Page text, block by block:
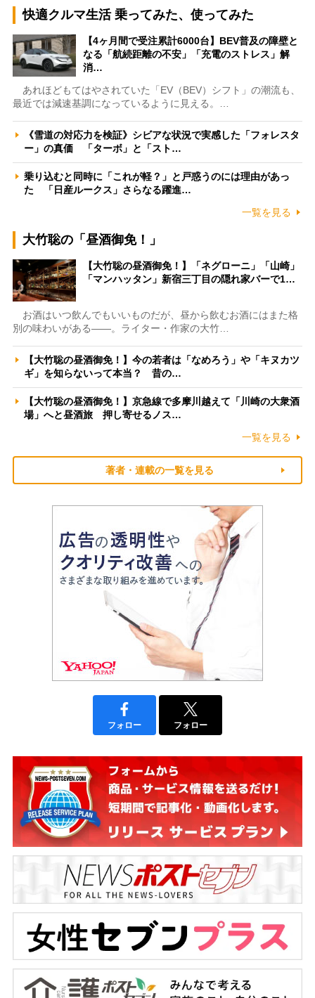
快適クルマ生活 乗ってみた、使ってみた
【4ヶ月間で受注累計6000台】BEV普及の障壁と
なる「航続距離の不安」「充電のストレス」解
消…
あれほどもてはやされていた「EV（BEV）シフト」の潮流も、
最近では減速基調になっているように見える。…
《雪道の対応力を検証》シビアな状況で実感した「フォレスタ
ー」の真価 「ターボ」と「スト…
乗り込むと同時に「これが軽？」と戸惑うのには理由があっ
た 「日産ルークス」さらなる躍進…
一覧を見る
大竹聡の「昼酒御免！」
【大竹聡の昼酒御免！】「ネグローニ」「山崎」
「マンハッタン」新宿三丁目の隠れ家バーで1…
お酒はいつ飲んでもいいものだが、昼から飲むお酒にはまた格
別の味わいがある――。ライター・作家の大竹…
【大竹聡の昼酒御免！】今の若者は「なめろう」や「キヌカツ
ギ」を知らないって本当？ 昔の…
【大竹聡の昼酒御免！】京急線で多摩川越えて「川崎の大衆酒
場」へと昼酒旅 押し寄せるノス…
一覧を見る
著者・連載の一覧を見る
フォロー フォロー